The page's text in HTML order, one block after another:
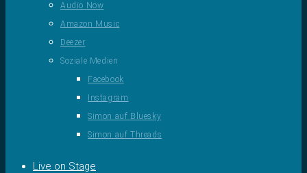
Audio Now
Amazon Music
Deezer
Soziale Medien
Facebook
Instagram
Simon auf Bluesky
Simon auf Threads
Live on Stage